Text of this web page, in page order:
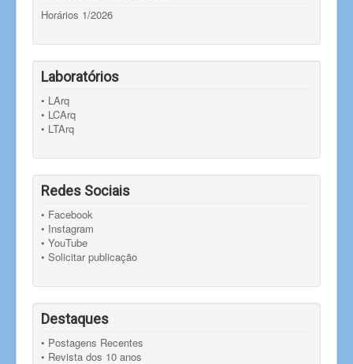
Horários 1/2026
Laboratórios
• LArq
• LCArq
• LTArq
Redes Sociais
• Facebook
• Instagram
• YouTube
• Solicitar publicação
Destaques
• Postagens Recentes
• Revista dos 10 anos